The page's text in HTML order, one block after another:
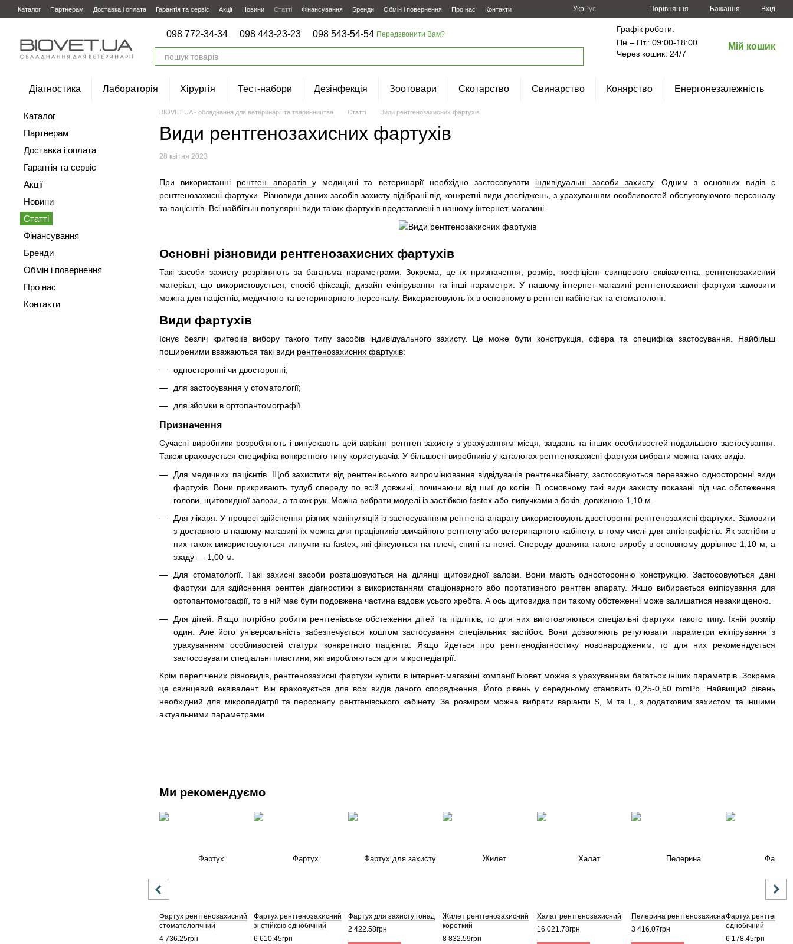
Перейти до основного контенту
Каталог Партнерам Доставка і оплата Гарантія та сервіс Акції Новини Статті Фінансування Бренди Обмін і повернення Про нас Контакти УкрРус Порівняння Бажання Вхід
098 772-34-34 098 443-23-23 098 543-54-54 Передзвонити Вам?
Графік роботи:
Пн.– Пт.: 09:00-18:00
Через кошик: 24/7
Мій кошик
Діагностика Лабораторія Хірургія Тест-набори Дезінфекція Зоотовари Скотарство Свинарство Конярство Енергонезалежність
BIOVET.UA - обладнання для ветеринарії та тваринництва Статті Види рентгенозахисних фартухів
Види рентгенозахисних фартухів
28 квітня 2023
При використанні рентген апаратів у медицині та ветеринарії необхідно застосовувати індивідуальні засоби захисту. Одним з основних видів є
рентгенозахисні фартухи. Різновиди даних засобів захисту підібрані під конкретні види досліджень, з урахуванням особливостей обслуговуючого персоналу
та пацієнтів. Всі найбільш популярні види таких фартухів представлені в нашому інтернет-магазині.
Основні різновиди рентгенозахисних фартухів
Такі засоби захисту розрізняють за багатьма параметрами. Зокрема, це їх призначення, розмір, коефіцієнт свинцевого еквівалента, рентгенозахисний
матеріал, що використовується, спосіб фіксації, дизайн екіпірування та інші параметри. У нашому інтернет-магазині рентгенозахисні фартухи замовити
можна для пацієнтів, медичного та ветеринарного персоналу. Використовують їх в основному в рентген кабінетах та стоматології.
Види фартухів
Існує безліч критеріїв вибору такого типу засобів індивідуального захисту. Це може бути конструкція, сфера та специфіка застосування. Найбільш
поширеними вважаються такі види рентгенозахисних фартухів:
односторонні чи двосторонні;
для застосування у стоматології;
для зйомки в ортопантомографії.
Призначення
Сучасні виробники розробляють і випускають цей варіант рентген захисту з урахуванням місця, завдань та інших особливостей подальшого застосування.
Також враховується специфіка конкретного типу користувачів. У більшості виробників у каталогах рентгенозахисні фартухи вибрати можна таких видів:
Для медичних пацієнтів. Щоб захистити від рентгенівського випромінювання відвідувачів рентгенкабінету, застосовуються переважно односторонні види
фартухів. Вони прикривають тулуб спереду по всій довжині, починаючи від шиї до колін. В основному такі види захисту показані під час обстеження
голови, щитовидної залози, а також рук. Можна вибрати моделі із застібкою fastex або липучками з боків, довжиною 1,10 м.
Для лікаря. У процесі здійснення різних маніпуляцій із застосуванням рентгена апарату використовують двосторонні рентгенозахисні фартухи. Замовити
з доставкою в нашому магазині їх можна для працівників звичайного рентгену або ветеринарного кабінету, в тому числі для ангіографістів. Як застібки в
них також використовуються липучки та fastex, які фіксуються на плечі, спині та поясі. Спереду довжина такого виробу в основному дорівнює 1,10 м, а
ззаду — 1,00 м.
Для стоматології. Такі захисні засоби розташовуються на ділянці щитовидної залози. Вони мають односторонню конструкцію. Застосовуються дані
фартухи для здійснення рентген діагностики з використанням стаціонарного або портативного рентген апарату. Якщо вибирається екіпірування для
ортопантомографії, то в ній має бути подовжена частина вздовж усього хребта. А ось щитовидка при такому обстеженні може залишатися незахищеною.
Для дітей. Якщо потрібно робити рентгенівське обстеження дітей та підлітків, то для них виготовляються спеціальні фартухи такого типу. Їхній розмір
один. Але його універсальність забезпечується коштом застосування спеціальних застібок. Вони дозволяють регулювати параметри екіпірування з
урахуванням особливостей статури конкретного пацієнта. Якщо йдеться про рентгенодіагностику новонародженим, то для них рекомендується
застосовувати спеціальні пластини, які виробляються для мікропедіатрії.
Крім перелічених різновидів, рентгенозахисні фартухи купити в інтернет-магазині компанії Біовет можна з урахуванням багатьох інших параметрів. Зокрема
це свинцевий еквівалент. Він враховується для всіх видів даного спорядження. Його рівень у середньому становить 0,25-0,50 mmPb. Найвищий рівень
необхідний для мікропедіатрії та персоналу рентгенівського кабінету. За розміром можна вибрати варіанти S, M та L, з додатковим захистом та іншими
актуальними параметрами.
Ми рекомендуємо
Фартух рентгенозахисний
стоматологічний
4 736.25грн
Фартух рентгенозахисний
зі стійкою однобічний
6 610.45грн
Фартух для захисту гонад
2 422.58грн
Жилет рентгенозахисний
короткий
8 832.59грн
Халат рентгенозахисний
16 021.78грн
Пелерина рентгенозахисна
3 416.07грн
Фартух
однобічний
6 178.45грн
Каталог
Партнерам
Доставка і оплата
Гарантія та сервіс
Акції
Новини
Статті
Фінансування
Бренди
Обмін і повернення
Про нас
Контакти